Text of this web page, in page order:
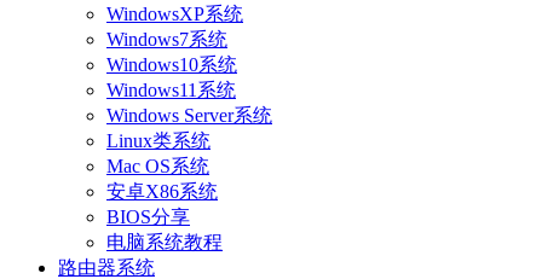
WindowsXP系统
Windows7系统
Windows10系统
Windows11系统
Windows Server系统
Linux类系统
Mac OS系统
安卓X86系统
BIOS分享
电脑系统教程
路由器系统